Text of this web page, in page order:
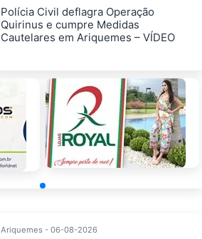
Polícia Civil deflagra Operação
Quirinus e cumpre Medidas
Cautelares em Ariquemes – VÍDEO
Ariquemes - 06-08-2026